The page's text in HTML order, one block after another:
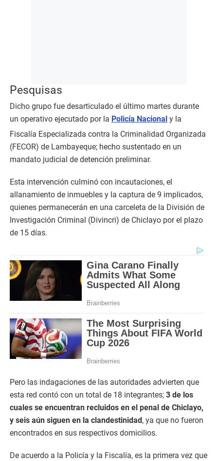
Pesquisas
Dicho grupo fue desarticulado el último martes durante
un operativo ejecutado por la Policía Nacional y la
Fiscalía Especializada contra la Criminalidad Organizada
(FECOR) de Lambayeque; hecho sustentado en un
mandato judicial de detención preliminar.
Esta intervención culminó con incautaciones, el
allanamiento de inmuebles y la captura de 9 implicados,
quienes permanecerán en una carceleta de la División de
Investigación Criminal (Divincri) de Chiclayo por el plazo
de 15 días.
Pero las indagaciones de las autoridades advierten que
esta red contó con un total de 18 integrantes; 3 de los
cuales se encuentran recluidos en el penal de Chiclayo,
y seis aún siguen en la clandestinidad , ya que no fueron
encontrados en sus respectivos domicilios.
De acuerdo a la Policía y la Fiscalía, es la primera vez que